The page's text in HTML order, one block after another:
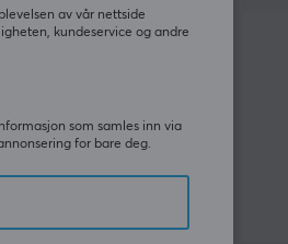
av vår nettside
kundeservice og andre
som samles inn via
for bare deg.